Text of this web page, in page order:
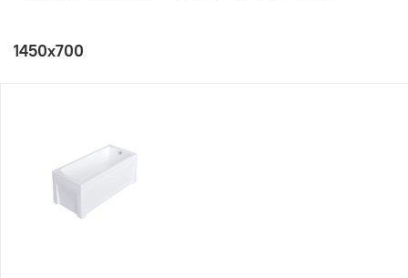
1450x700